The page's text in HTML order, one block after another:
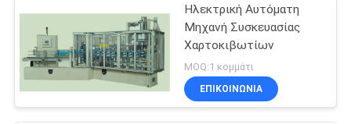
Ηλεκτρική Αυτόματη
Μηχανή Συσκευασίας
Χαρτοκιβωτίων
MOQ:1 κομμάτι
ΕΠΙΚΟΙΝΩΝΙΑ